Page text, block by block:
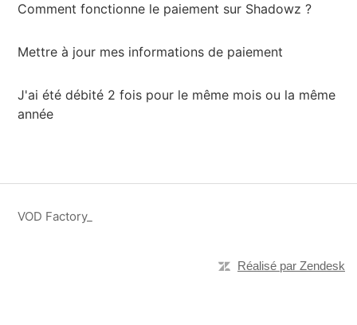
Comment fonctionne le paiement sur Shadowz ?
Mettre à jour mes informations de paiement
J'ai été débité 2 fois pour le même mois ou la même
année
VOD Factory_
Réalisé par Zendesk